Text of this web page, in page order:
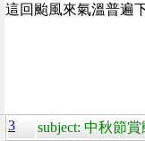
這回颱風來氣溫普遍
3 subject: 中秋節